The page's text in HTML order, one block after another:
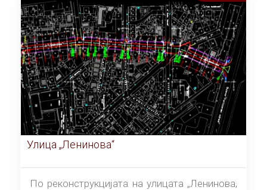
Улица „Ленинова“
По реконструкцијата на улицата „Ленинова,